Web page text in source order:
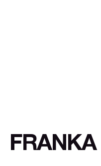
FRANKA